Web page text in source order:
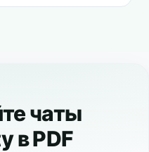
чаты
в PDF